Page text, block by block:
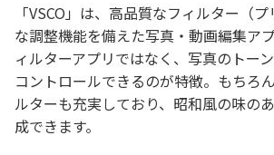
「VSCO」は、高品質なフィルター（
な調整機能を備えた写真・動画編集ア
ィルターアプリではなく、写真のトー
コントロールできるのが特徴。もちろ
ルターも充実しており、昭和風の味の
成できます。